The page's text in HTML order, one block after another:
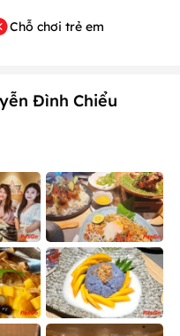
Chỗ chơi trẻ em
Đình Chiểu